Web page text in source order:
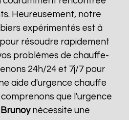
Heureusement, notre
expérimentés est à
résoudre rapidement
problèmes de chauffe-
24h/24 et 7j/7 pour
aide d'urgence chauffe
comprenons que l'urgence
Brunoynécessite une